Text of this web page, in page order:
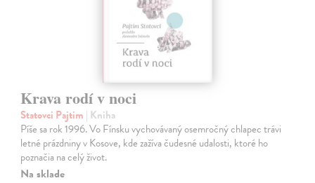
Krava rodí v noci
Statovci Pajtim | Kniha
Píše sa rok 1996. Vo Fínsku vychovávaný osemročný chlapec trávi
letné prázdniny v Kosove, kde zažíva čudesné udalosti, ktoré ho
poznačia na celý život.
Na sklade